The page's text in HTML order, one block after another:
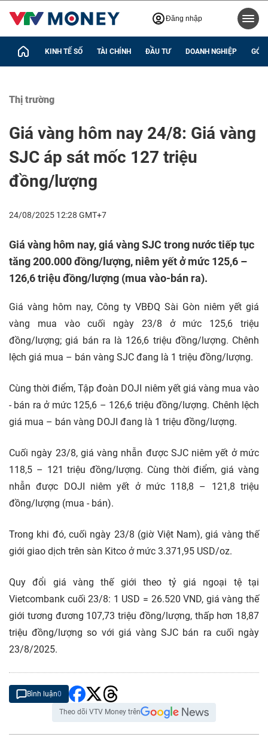
Đăng nhập
KINH TẾ SỐ TÀI CHÍNH ĐẦU TƯ DOANH NGHIỆP GÓC
Thị trường
Giá vàng hôm nay 24/8: Giá vàng
SJC áp sát mốc 127 triệu
đồng/lượng
24/08/2025 12:28 GMT+7
Giá vàng hôm nay, giá vàng SJC trong nước tiếp tục
tăng 200.000 đồng/lượng, niêm yết ở mức 125,6 –
126,6 triệu đồng/lượng (mua vào-bán ra).
Giá vàng hôm nay, Công ty VBĐQ Sài Gòn niêm yết giá
vàng mua vào cuối ngày 23/8 ở mức 125,6 triệu
đồng/lượng; giá bán ra là 126,6 triệu đồng/lượng. Chênh
lệch giá mua – bán vàng SJC đang là 1 triệu đồng/lượng.
Cùng thời điểm, Tập đoàn DOJI niêm yết giá vàng mua vào
- bán ra ở mức 125,6 – 126,6 triệu đồng/lượng. Chênh lệch
giá mua – bán vàng DOJI đang là 1 triệu đồng/lượng.
Cuối ngày 23/8, giá vàng nhẫn được SJC niêm yết ở mức
118,5 – 121 triệu đồng/lượng. Cùng thời điểm, giá vàng
nhẫn được DOJI niêm yết ở mức 118,8 – 121,8 triệu
đồng/lượng (mua - bán).
Trong khi đó, cuối ngày 23/8 (giờ Việt Nam), giá vàng thế
giới giao dịch trên sàn Kitco ở mức 3.371,95 USD/oz.
Quy đổi giá vàng thế giới theo tỷ giá ngoại tệ tại
Vietcombank cuối 23/8: 1 USD = 26.520 VND, giá vàng thế
giới tương đương 107,73 triệu đồng/lượng, thấp hơn 18,87
triệu đồng/lượng so với giá vàng SJC bán ra cuối ngày
23/8/2025.
Bình luận0
Theo dõi VTV Money trên